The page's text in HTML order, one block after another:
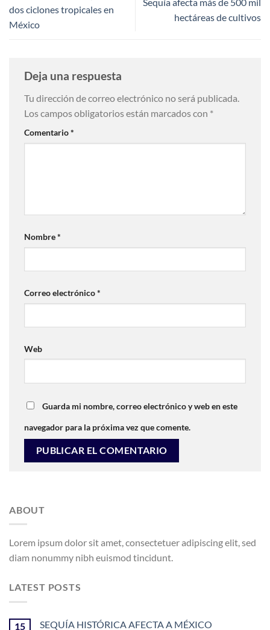
dos ciclones tropicales en
México
hectáreas de cultivos
Deja una respuesta
Tu dirección de correo electrónico no será publicada.
Los campos obligatorios están marcados con *
Comentario*
Nombre*
Correo electrónico*
Web
Guarda mi nombre, correo electrónico y web en este
navegador para la próxima vez que comente.
ABOUT
Lorem ipsum dolor sit amet, consectetuer adipiscing elit, sed
diam nonummy nibh euismod tincidunt.
LATEST POSTS
15 SEQUÍA HISTÓRICA AFECTA A MÉXICO